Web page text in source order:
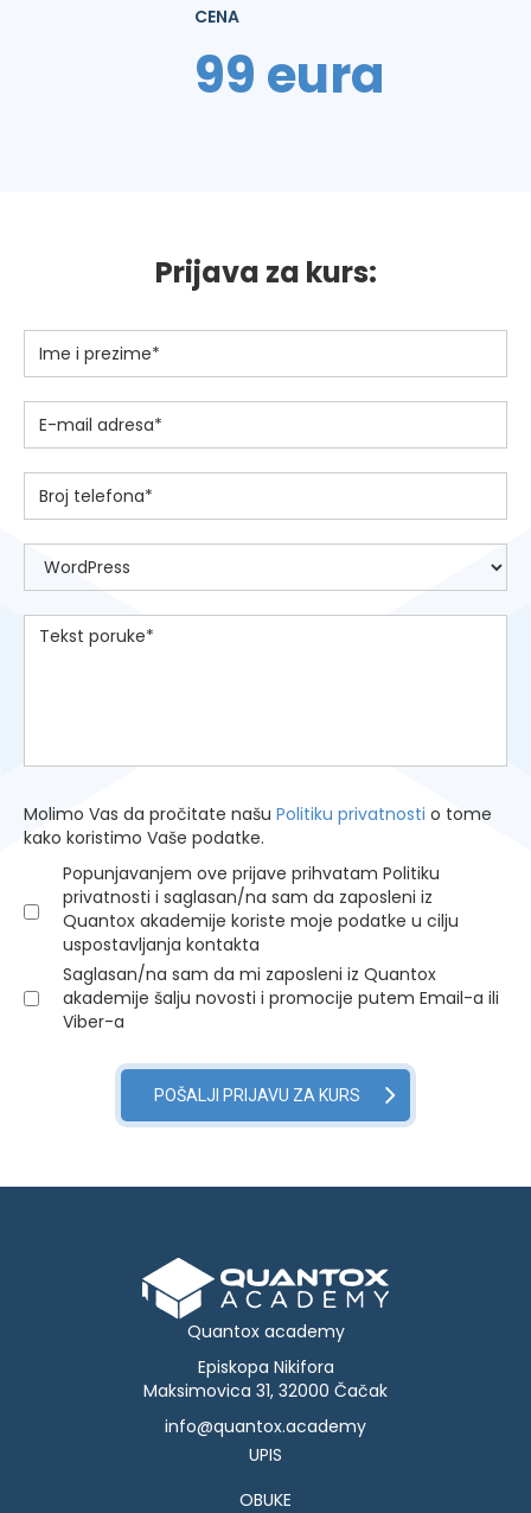
CENA
99 eura
Prijava za kurs:
Molimo Vas da pročitate našu Politiku privatnosti o tome
kako koristimo Vaše podatke.
Popunjavanjem ove prijave prihvatam Politiku
privatnosti i saglasan/na sam da zaposleni iz
Quantox akademije koriste moje podatke u cilju
uspostavljanja kontakta
Saglasan/na sam da mi zaposleni iz Quantox
akademije šalju novosti i promocije putem Email-a ili
Viber-a
Quantox academy
Episkopa Nikifora
Maksimovica 31, 32000 Čačak
info@quantox.academy
UPIS
OBUKE